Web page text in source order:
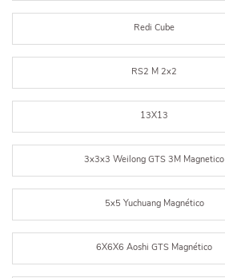
Redi Cube
RS2 M 2x2
13X13
3x3x3 Weilong GTS 3M Magnetico
5x5 Yuchuang Magnético
6X6X6 Aoshi GTS Magnético